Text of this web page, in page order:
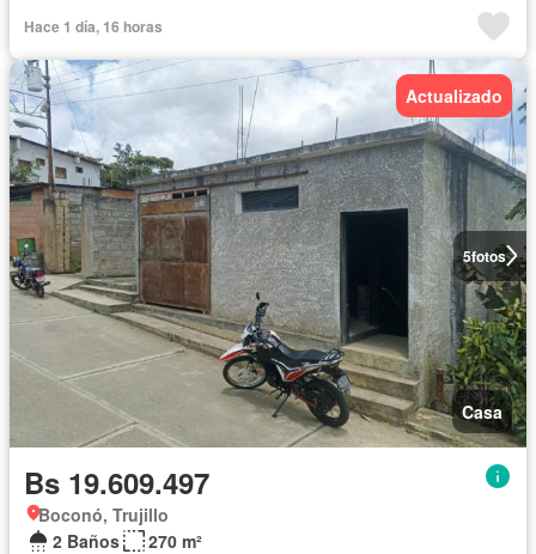
Hace 1 día, 16 horas
5fotos
Actualizado
Casa
Bs 19.609.497
Boconó, Trujillo
2 Baños
270 m²